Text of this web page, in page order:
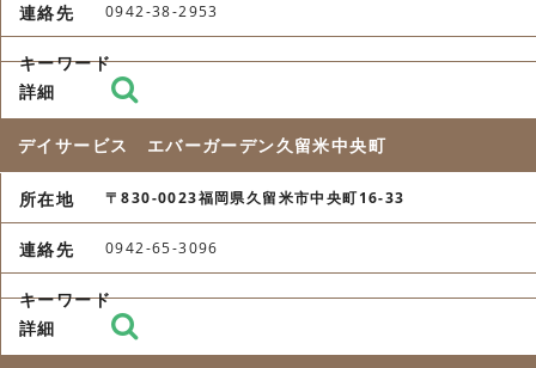
0942-38-2953
デイサービス エバーガーデン久留米中央町
〒830-0023福岡県久留米市中央町16-33
0942-65-3096